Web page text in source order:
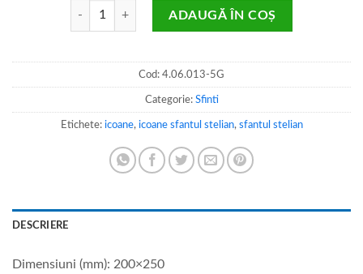
Cantitate Sfantul Stelian
ADAUGĂ ÎN COȘ
Cod: 4.06.013-5G
Categorie: Sfinti
Etichete: icoane, icoane sfantul stelian, sfantul stelian
DESCRIERE
Dimensiuni (mm): 200×250